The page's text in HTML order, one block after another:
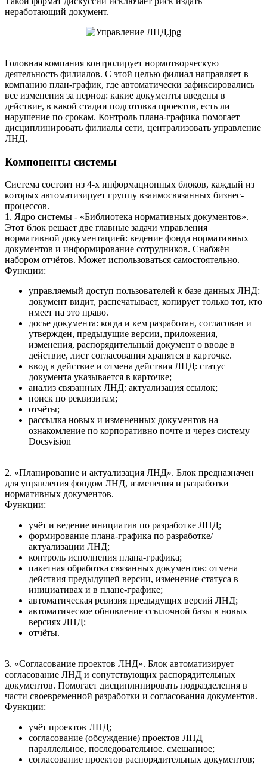
неработающий документ.
Головная компания контролирует нормотворческую
деятельность филиалов. С этой целью филиал направляет в
компанию план-график, где автоматически зафиксировались
все изменения за период: какие документы введены в
действие, в какой стадии подготовка проектов, есть ли
нарушение по срокам. Контроль плана-графика помогает
дисциплинировать филиалы сети, централизовать управление
ЛНД.
Компоненты системы
Система состоит из 4-х информационных блоков, каждый из
которых автоматизирует группу взаимосвязанных бизнес-
процессов.
1. Ядро системы - «Библиотека нормативных документов».
Этот блок решает две главные задачи управления
нормативной документацией: ведение фонда нормативных
документов и информирование сотрудников. Снабжён
набором отчётов. Может использоваться самостоятельно.
Функции:
управляемый доступ пользователей к базе данных ЛНД:
документ видит, распечатывает, копирует только тот, кто
имеет на это право.
досье документа: когда и кем разработан, согласован и
утвержден, предыдущие версии, приложения,
изменения, распорядительный документ о вводе в
действие, лист согласования хранятся в карточке.
ввод в действие и отмена действия ЛНД: статус
документа указывается в карточке;
анализ связанных ЛНД: актуализация ссылок;
поиск по реквизитам;
отчёты;
рассылка новых и измененных документов на
ознакомление по корпоративно почте и через систему
Docsvision
2. «Планирование и актуализация ЛНД». Блок предназначен
для управления фондом ЛНД, изменения и разработки
нормативных документов.
Функции:
учёт и ведение инициатив по разработке ЛНД;
формирование плана-графика по разработке/
актуализации ЛНД;
контроль исполнения плана-графика;
пакетная обработка связанных документов: отмена
действия предыдущей версии, изменение статуса в
инициативах и в плане-графике;
автоматическая ревизия предыдущих версий ЛНД;
автоматическое обновление ссылочной базы в новых
версиях ЛНД;
отчёты.
3. «Согласование проектов ЛНД». Блок автоматизирует
согласование ЛНД и сопутствующих распорядительных
документов. Помогает дисциплинировать подразделения в
части своевременной разработки и согласования документов.
Функции:
учёт проектов ЛНД;
согласование (обсуждение) проектов ЛНД
параллельное, последовательное. смешанное;
согласование проектов распорядительных документов;